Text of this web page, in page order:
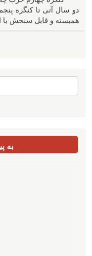
دو سال آتی تا کنگره
همبسته و قابل سنجش با
جستجو
به